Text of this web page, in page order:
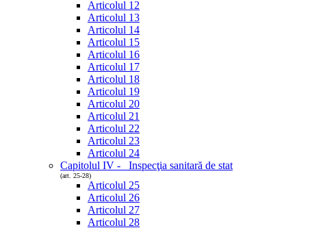
Articolul 12
Articolul 13
Articolul 14
Articolul 15
Articolul 16
Articolul 17
Articolul 18
Articolul 19
Articolul 20
Articolul 21
Articolul 22
Articolul 23
Articolul 24
Capitolul IV - Inspecţia sanitară de stat
(art. 25-28)
Articolul 25
Articolul 26
Articolul 27
Articolul 28